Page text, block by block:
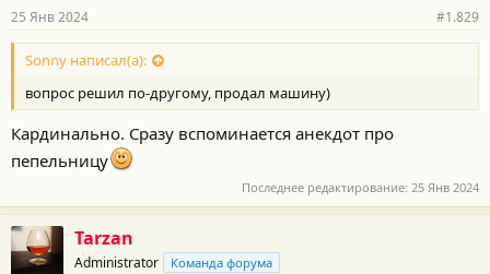
н
о
с
и
:
25 Янв 2024 #1.829
Sonny написал(а):
вопрос решил по-другому, продал машину)
Кардинально. Сразу вспоминается анекдот про
пепельницу
Последнее редактирование: 25 Янв 2024
Tarzan
Administrator Команда форума